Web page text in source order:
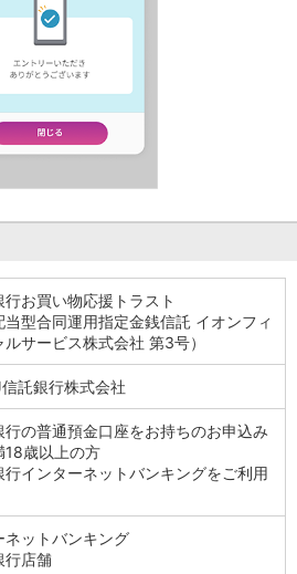
行お買い物応援トラスト
当型合同運用指定金銭信託 イオンフィ
サービス株式会社 第3号）
託銀行株式会社
行の普通預金口座をお持ちのお申込み
18歳以上の方
行インターネットバンキングをご利用
ネットバンキング
行店舗